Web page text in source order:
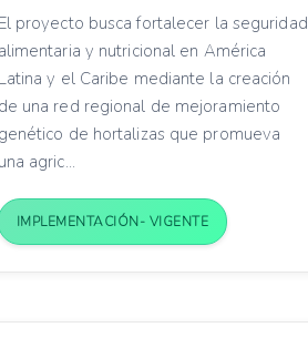
proyecto busca fortalecer la seguridad
y nutricional en América
y el Caribe mediante la creación
una red regional de mejoramiento
de hortalizas que promueva
agric...
IMPLEMENTACIÓN- VIGENTE